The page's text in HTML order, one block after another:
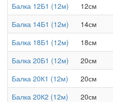
Балка 12Б1 (12м)
12см
Балка 14Б1 (12м)
14см
Балка 18Б1 (12м)
18см
Балка 20Б1 (12м)
20см
Балка 20К1 (12м)
20см
Балка 20К2 (12м)
20см